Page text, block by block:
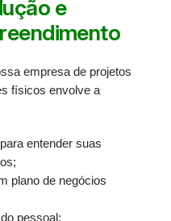
e
empresa de projetos
físicos envolve a
entender suas
plano de negócios
pessoal;